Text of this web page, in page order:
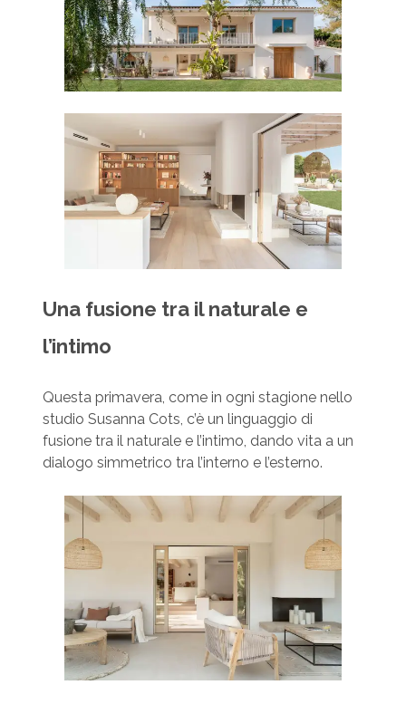
Una fusione tra il naturale e
l’intimo
Questa primavera, come in ogni stagione nello
studio Susanna Cots, c’è un linguaggio di
fusione tra il naturale e l’intimo, dando vita a un
dialogo simmetrico tra l’interno e l’esterno.